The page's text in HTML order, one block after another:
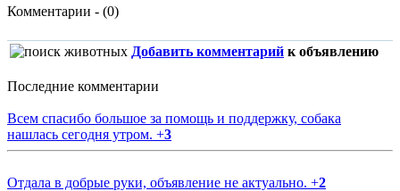
Комментарии - (0)
Добавить комментарий к объявлению
Последние комментарии
Всем спасибо большое за помощь и поддержку, собака
нашлась сегодня утром. +3
Отдала в добрые руки, объявление не актуально. +2